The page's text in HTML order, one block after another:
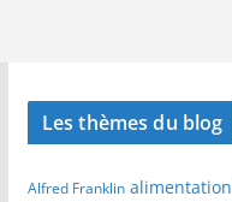
Les thèmes du blog
Alfred Franklin alimentation